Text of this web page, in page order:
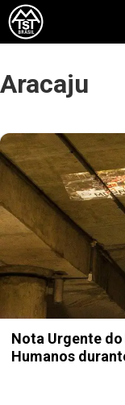
Aracaju
Nota Urgente
Humanos